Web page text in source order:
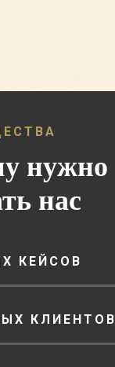
нужно
нас
КЕЙСОВ
КЛИЕНТОВ